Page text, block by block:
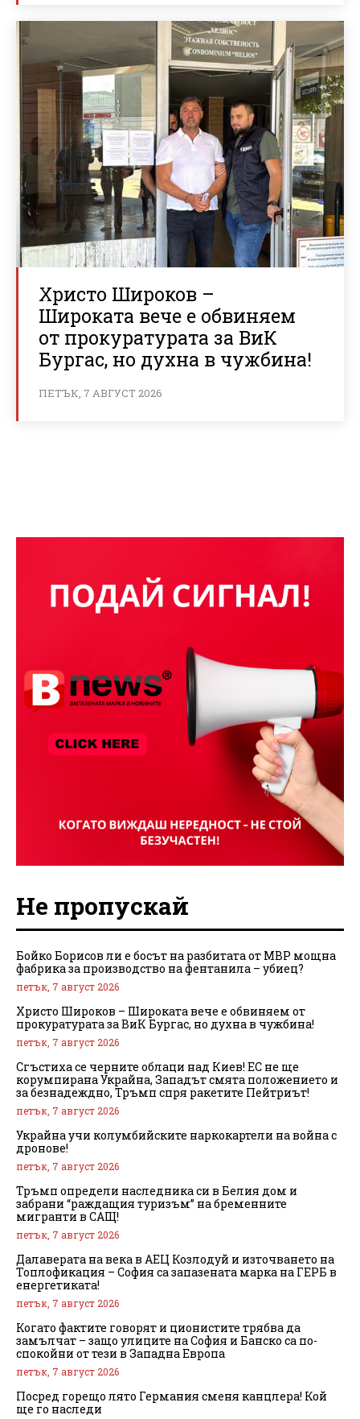
Христо Широков –
Широката вече е обвиняем
от прокуратурата за ВиК
Бургас, но духна в чужбина!
ПЕТЪК, 7 АВГУСТ 2026
Не пропускай
Бойко Борисов ли е босът на разбитата от МВР мощна
фабрика за производство на фентанила – убиец?
петък, 7 август 2026
Христо Широков – Широката вече е обвиняем от
прокуратурата за ВиК Бургас, но духна в чужбина!
петък, 7 август 2026
Сгъстиха се черните облаци над Киев! ЕС не ще
корумпирана Украйна, Западът смята положението и
за безнадеждно, Тръмп спря ракетите Пейтриът!
петък, 7 август 2026
Украйна учи колумбийските наркокартели на война с
дронове!
петък, 7 август 2026
Тръмп определи наследника си в Белия дом и
забрани “раждащия туризъм” на бременните
мигранти в САЩ!
петък, 7 август 2026
Далаверата на века в АЕЦ Козлодуй и източването на
Топлофикация – София са запазената марка на ГЕРБ в
енергетиката!
петък, 7 август 2026
Когато фактите говорят и ционистите трябва да
замълчат – защо улиците на София и Банско са по-
спокойни от тези в Западна Европа
петък, 7 август 2026
Посред горещо лято Германия сменя канцлера! Кой
ще го наследи